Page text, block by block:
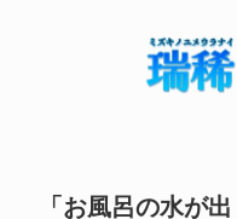
「お風呂の水が